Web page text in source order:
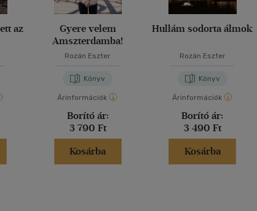
az
Gyere velem
Amszterdamba!
Rozán Eszter
Könyv
Árinformációk
Borító ár:
3 790 Ft
Kosárba
Hullám sodorta álmok
Rozán Eszter
Könyv
Árinformációk
Borító ár:
3 490 Ft
Kosárba